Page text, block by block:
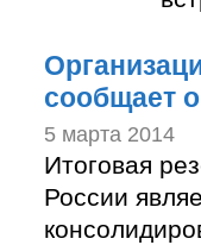
сообщает
5 марта 2014
Итоговая
России